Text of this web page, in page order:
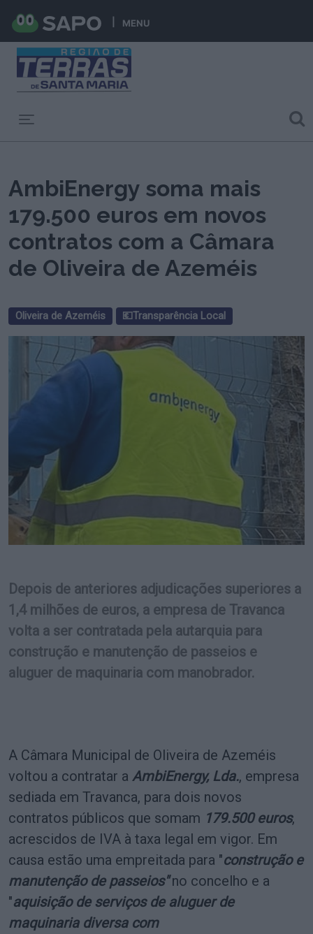
MENU
AmbiEnergy soma mais
179.500 euros em novos
contratos com a Câmara
de Oliveira de Azeméis
Oliveira de Azeméis 💶Transparência Local
Depois de anteriores adjudicações superiores a
1,4 milhões de euros, a empresa de Travanca
volta a ser contratada pela autarquia para
construção e manutenção de passeios e
aluguer de maquinaria com manobrador.
A Câmara Municipal de Oliveira de Azeméis
voltou a contratar a AmbiEnergy, Lda., empresa
sediada em Travanca, para dois novos
contratos públicos que somam 179.500 euros,
acrescidos de IVA à taxa legal em vigor. Em
causa estão uma empreitada para "construção e
manutenção de passeios"no concelho e a
"aquisição de serviços de aluguer de
maquinaria diversa com